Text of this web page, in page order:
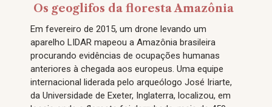
Os geoglifos da floresta Amazônia
Em fevereiro de 2015, um drone levando um
aparelho LIDAR mapeou a Amazônia brasileira
procurando evidências de ocupações humanas
anteriores à chegada aos europeus. Uma equipe
internacional liderada pelo arqueólogo José Iriarte,
da Universidade de Exeter, Inglaterra, localizou, em